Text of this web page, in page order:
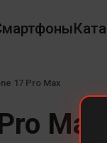
17 Pro Max
Max